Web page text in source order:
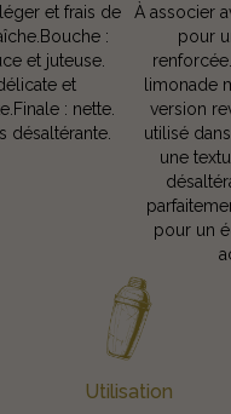
et frais de
:
et juteuse.
et
: nette.
désaltérante.
À associer
pour
limonade
version
utilisé
une
pour un
Utilisation